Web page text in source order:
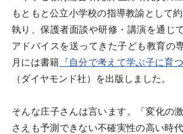
もともと公立小学校の指導教諭として
執り、保護者面談や研修・講演を通じ
アドバイスを送ってきた子ども教育の
月には書籍 『自分で考えて学ぶ子に育
（ダイヤモンド社）を出版しました。
そんな庄子さんは言います。「変化の
さえも予測できない不確実性の高い時